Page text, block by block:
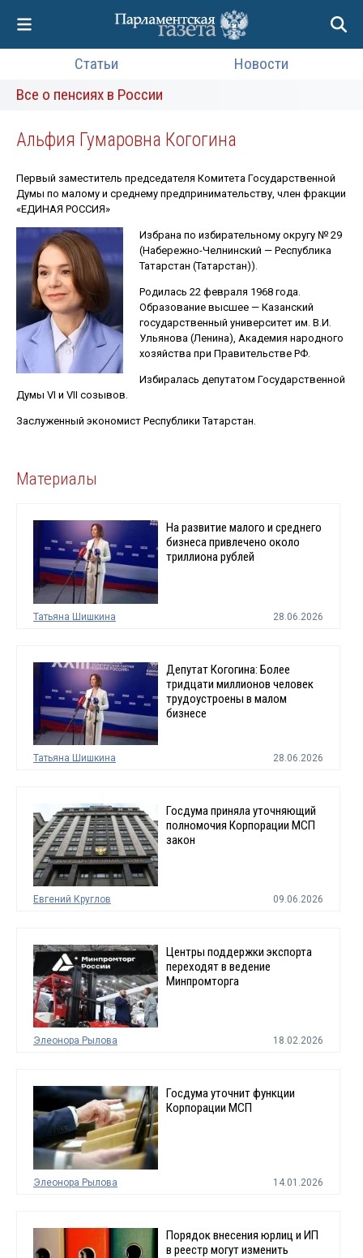
Статьи
Новости
Все о пенсиях в России
Альфия Гумаровна Когогина
Первый заместитель председателя Комитета Государственной
Думы по малому и среднему предпринимательству, член фракции
«ЕДИНАЯ РОССИЯ»
Избрана по избирательному округу № 29
(Набережно-Челнинский — Республика
Татарстан (Татарстан)).
Родилась 22 февраля 1968 года.
Образование высшее — Казанский
государственный университет им. В.И.
Ульянова (Ленина), Академия народного
хозяйства при Правительстве РФ.
Избиралась депутатом Государственной
Думы VI и VII созывов.
Заслуженный экономист Республики Татарстан.
Материалы
На развитие малого и среднего
бизнеса привлечено около
триллиона рублей
Татьяна Шишкина 28.06.2026
Депутат Когогина: Более
тридцати миллионов человек
трудоустроены в малом
бизнесе
Татьяна Шишкина 28.06.2026
Госдума приняла уточняющий
полномочия Корпорации МСП
закон
Евгений Круглов 09.06.2026
Центры поддержки экспорта
переходят в ведение
Минпромторга
Элеонора Рылова 18.02.2026
Госдума уточнит функции
Корпорации МСП
Элеонора Рылова 14.01.2026
Порядок внесения юрлиц и ИП
в реестр могут изменить